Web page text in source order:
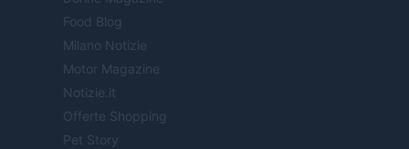
Food Blog
Milano Notizie
Motor Magazine
Notizie.it
Offerte Shopping
Pet Story